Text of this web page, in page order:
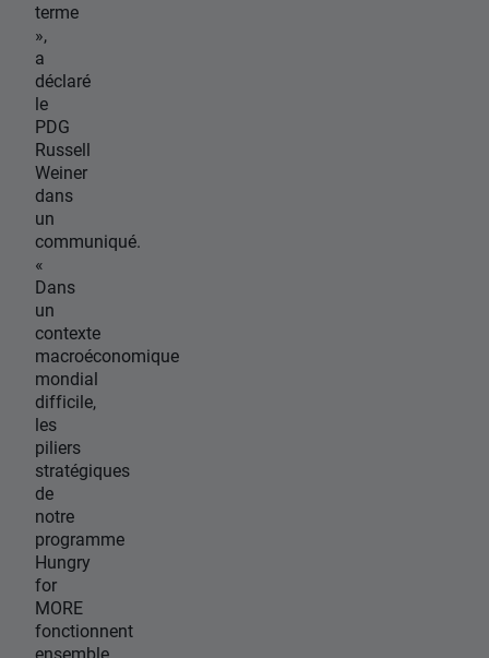
terme
»,
a
déclaré
le
PDG
Russell
Weiner
dans
un
communiqué.
«
Dans
un
contexte
macroéconomique
mondial
difficile,
les
piliers
stratégiques
de
notre
programme
Hungry
for
MORE
fonctionnent
ensemble